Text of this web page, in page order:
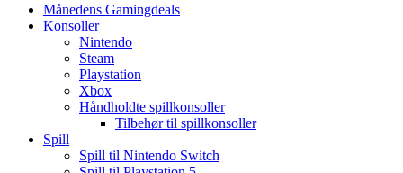
Månedens Gamingdeals
Konsoller
Nintendo
Steam
Playstation
Xbox
Håndholdte spillkonsoller
Tilbehør til spillkonsoller
Spill
Spill til Nintendo Switch